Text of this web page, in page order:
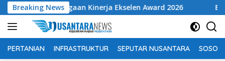
Langsung
ke
konten
Breaking NewsKinerja Ekselen Award 2026 Bolehkah
PERTANIAN INFRASTRUKTUR SEPUTAR NUSANTARA SOSOK